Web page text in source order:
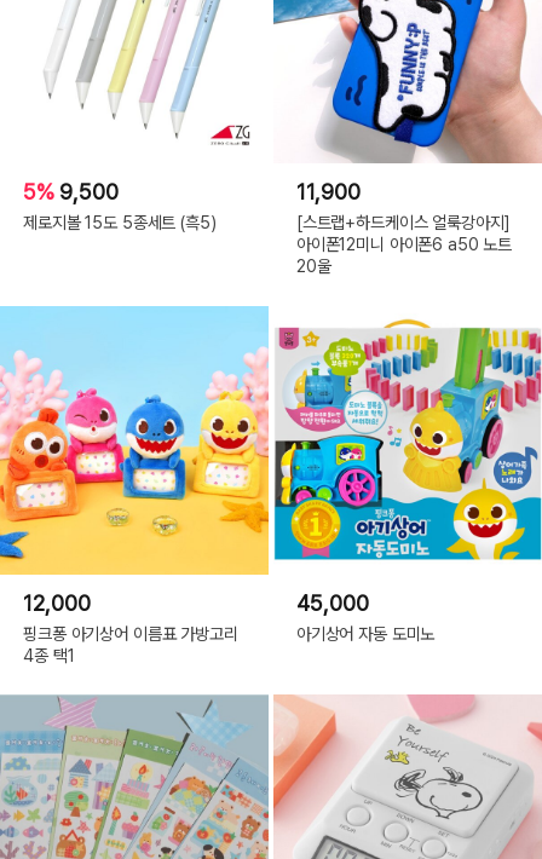
5% 9,500
제로지볼 15도 5종세트 (흑5)
11,900
[스트랩+하드케이스 얼룩강아지]
아이폰12미니 아이폰6 a50 노트
20울
12,000
핑크퐁 아기상어 이름표 가방고리
4종 택1
45,000
아기상어 자동 도미노